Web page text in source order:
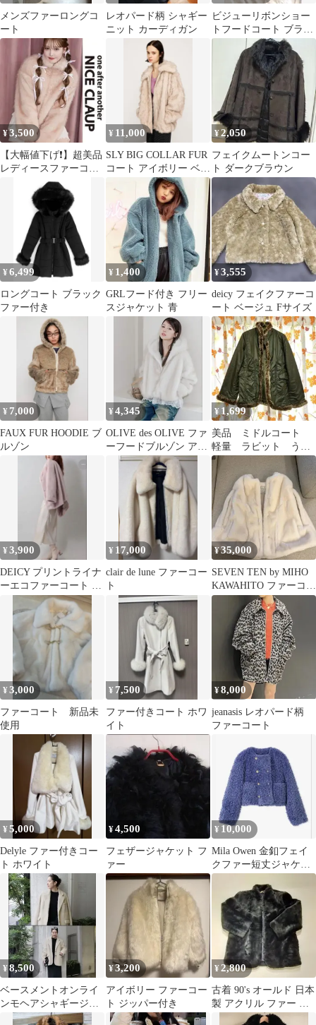
メンズファーロングコ
ート
レオパード柄 シャギー
ニット カーディガン
ビジューリボンショー
トフードコート ブラッ
ク黒 地雷 量産
¥3,500
【大幅値下げ❗️】超美品
レディースファーコー
ト NICE CLAUP
¥ 11,000
SLY BIG COLLAR FUR
コート アイボリー ベー
¥2,050
フェイクムートンコー
ト ダークブラウン
¥6,499
ロングコート ブラック
ファー付き
¥ 1,400
GRLフード付き フリー
スジャケット 青
¥3,555
deicy フェイクファーコ
ート ベージュ Fサイズ
¥ 7,000
FAUX FUR HOODIE ブ
ルゾン
¥4,345
OLIVE des OLIVE ファ
ーフードブルゾン アイ
ボリー
¥ 1,699
美品 ミドルコート
軽量 ラビット うさ
ぎ 毛皮 カーキ
¥3,900
DEICY プリントライナ
ーエコファーコート ブ
ラウン
¥ 17,000
clair de lune ファーコー
ト
¥35,000
SEVEN TEN by MIHO
KAWAHITO ファーコー
ト
¥3,000
ファーコート 新品未
使用
¥ 7,500
ファー付きコート ホワ
イト
¥8,000
jeanasis レオパード柄
ファーコート
¥5,000
Delyle ファー付きコー
ト ホワイト
¥4,500
フェザージャケット フ
ァー
¥ 10,000
Mila Owen 金釦フェイ
クファー短丈ジャケッ
ト
¥8,500
ベースメントオンライ
ンモヘアシャギージャ
ケット
¥3,200
アイボリー ファーコー
ト ジッパー付き
¥2,800
古着 90's オールド 日本
製 アクリル ファー ジ
ャケット